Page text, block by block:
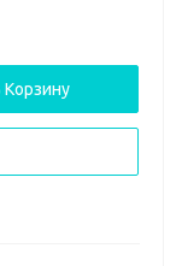
Корзину